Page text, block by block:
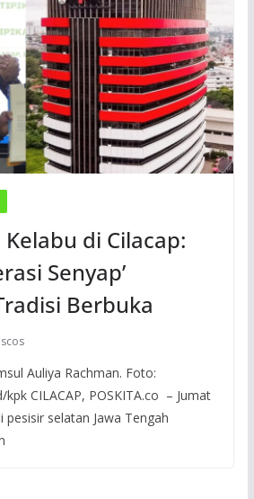
di Cilacap:
Senyap’
Berbuka
Auliya Rachman. Foto:
kpk CILACAP, POSKITA.co – Jumat
pesisir selatan Jawa Tengah